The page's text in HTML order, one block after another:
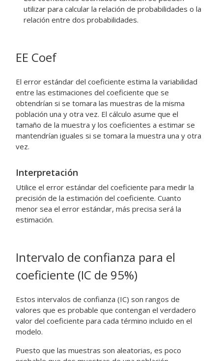
utilizar para calcular la relación de probabilidades o la
relación entre dos probabilidades.
EE Coef
El error estándar del coeficiente estima la variabilidad
entre las estimaciones del coeficiente que se
obtendrían si se tomara las muestras de la misma
población una y otra vez. El cálculo asume que el
tamaño de la muestra y los coeficientes a estimar se
mantendrían iguales si se tomara la muestra una y otra
vez.
Interpretación
Utilice el error estándar del coeficiente para medir la
precisión de la estimación del coeficiente. Cuanto
menor sea el error estándar, más precisa será la
estimación.
Intervalo de confianza para el
coeficiente (IC de 95%)
Estos intervalos de confianza (IC) son rangos de
valores que es probable que contengan el verdadero
valor del coeficiente para cada término incluido en el
modelo.
Puesto que las muestras son aleatorias, es poco